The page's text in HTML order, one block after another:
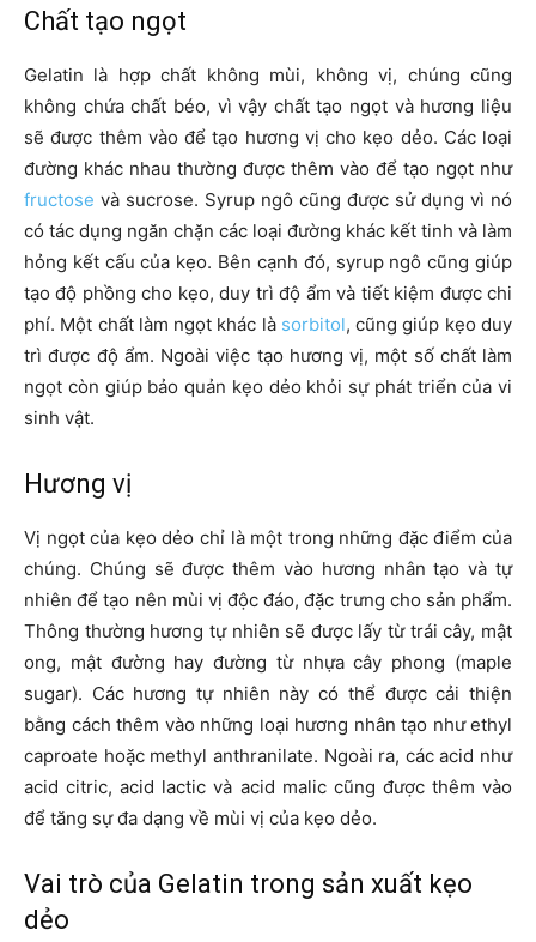
Chất tạo ngọt
Gelatin là hợp chất không mùi, không vị, chúng cũng
không chứa chất béo, vì vậy chất tạo ngọt và hương liệu
sẽ được thêm vào để tạo hương vị cho kẹo dẻo. Các loại
đường khác nhau thường được thêm vào để tạo ngọt như
fructose và sucrose. Syrup ngô cũng được sử dụng vì nó
có tác dụng ngăn chặn các loại đường khác kết tinh và làm
hỏng kết cấu của kẹo. Bên cạnh đó, syrup ngô cũng giúp
tạo độ phồng cho kẹo, duy trì độ ẩm và tiết kiệm được chi
phí. Một chất làm ngọt khác là sorbitol, cũng giúp kẹo duy
trì được độ ẩm. Ngoài việc tạo hương vị, một số chất làm
ngọt còn giúp bảo quản kẹo dẻo khỏi sự phát triển của vi
sinh vật.
Hương vị
Vị ngọt của kẹo dẻo chỉ là một trong những đặc điểm của
chúng. Chúng sẽ được thêm vào hương nhân tạo và tự
nhiên để tạo nên mùi vị độc đáo, đặc trưng cho sản phẩm.
Thông thường hương tự nhiên sẽ được lấy từ trái cây, mật
ong, mật đường hay đường từ nhựa cây phong (maple
sugar). Các hương tự nhiên này có thể được cải thiện
bằng cách thêm vào những loại hương nhân tạo như ethyl
caproate hoặc methyl anthranilate. Ngoài ra, các acid như
acid citric, acid lactic và acid malic cũng được thêm vào
để tăng sự đa dạng về mùi vị của kẹo dẻo.
Vai trò của Gelatin trong sản xuất kẹo
dẻo